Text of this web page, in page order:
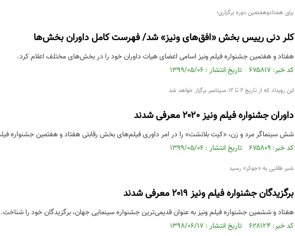
برای هفتادوهفتمین دوره برگزاری؛
کلر دنی رییس بخش «افق‌های ونیز» شد/ فهرست کامل داوران بخش‌ها
هفتاد و هفتمین جشنواره فیلم ونیز اسامی اعضای هیات داوران خود را در بخش‌های مختلف اعلام کرد.
کد خبر: ۶۷۵۸۱۷ تاریخ انتشار : ۱۳۹۹/۰۵/۰۶
این رویداد که از تاریخ ۲ تا ۱۲ سپتامبر برگزار خواهد شد
داوران جشنواره فیلم ونیز ۲۰۲۰ معرفی شدند
شش سینماگر مرد و زن، «کیت بلانشت» را در امر داوری فیلم‌های بخش رقابتی هفتاد و هفتمین جشنواره
کد خبر: ۶۷۵۸۰۹ تاریخ انتشار : ۱۳۹۹/۰۵/۰۶
شیر طلایی به «جوکر» رسید
برگزیدگان جشنواره فیلم ونیز ۲۰۱۹ معرفی شدند
هفتاد و ششمین جشنواره فیلم ونیز به عنوان قدیمی‌ترین جشنواره سینمایی جهان، برگزیدگان خود را شناخت.
کد خبر: ۶۲۸۱۲۴ تاریخ انتشار : ۱۳۹۸/۰۶/۱۷